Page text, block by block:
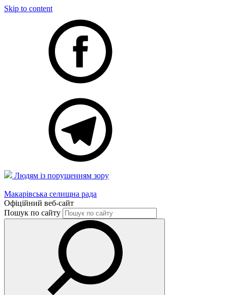
Skip to content
Людям із порушенням зору
Макарівська селищна рада
Офіційний веб-сайт
Пошук по сайту